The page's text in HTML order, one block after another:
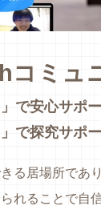
コミュ
で安心サポ
」で探究サポ
る居場所であ
れることで自